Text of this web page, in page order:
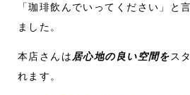
「珈琲飲んでいってください」と
ました。
本店さんは 居心地の良い空間をス
れます。